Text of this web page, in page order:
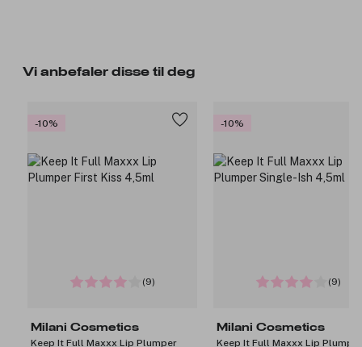
Vi anbefaler disse til deg
-10%
(9)
Milani Cosmetics
Keep It Full Maxxx Lip Plumper
-10%
(9)
Milani Cosmetics
Keep It Full Maxxx Lip Plumper